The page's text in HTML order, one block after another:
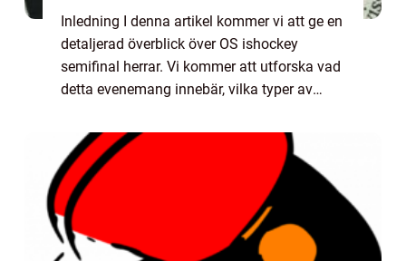
Inledning I denna artikel kommer vi att ge en
detaljerad överblick över OS ishockey
semifinal herrar. Vi kommer att utforska vad
detta evenemang innebär, vilka typer av
är mest populära. Vi kommer också att...